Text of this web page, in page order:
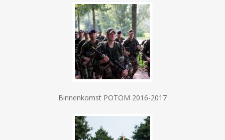
Binnenkomst POTOM 2016-2017